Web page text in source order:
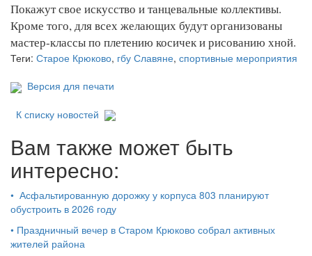
Покажут свое искусство и танцевальные коллективы.
Кроме того, для всех желающих будут организованы
мастер-классы по плетению косичек и рисованию хной.
Теги: Старое Крюково, гбу Славяне, спортивные мероприятия
Версия для печати
К списку новостей
Вам также может быть
интересно:
• Асфальтированную дорожку у корпуса 803 планируют
обустроить в 2026 году
• Праздничный вечер в Старом Крюково собрал активных
жителей района